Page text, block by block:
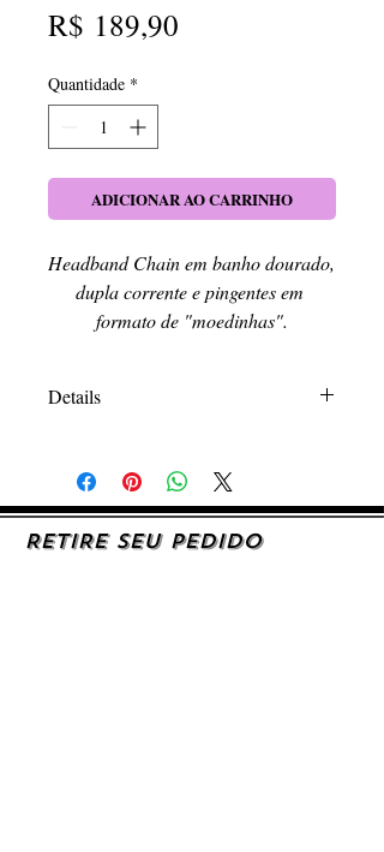
R$ 189,90
Quantidade *
ADICIONAR AO CARRINHO
Headband Chain em banho dourado,
dupla corrente e pingentes em
formato de "moedinhas".
Details
com água, perfume e qualquer outra
substância para que a peça não escureça.
RETIRE SEU PEDIDO